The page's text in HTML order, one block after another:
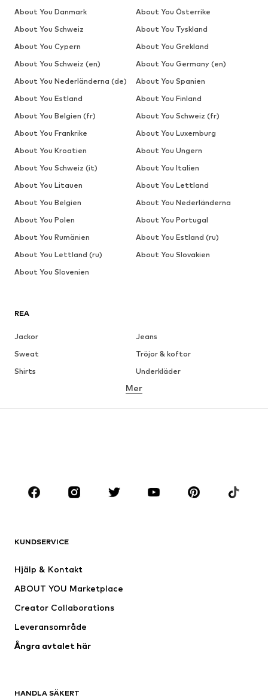
REA
Jackor
Jeans
Sweat
Tröjor & koftor
Shirts
Underkläder
Skjortor
Rockar
Kostymer & kavajer
KLÄDER
Jackor
Badkläder
Tillfällen
Upcycling
Mer
KUNDSERVICE
Hjälp & Kontakt
ABOUT YOU Marketplace
Creator Collaborations
Leveransområde
Ångra avtalet här
HANDLA SÄKERT
About You Danmark
About You Österrike
About You Schweiz
About You Tyskland
About You Cypern
About You Grekland
About You Schweiz (en)
About You Germany (en)
About You Nederländerna (de)
About You Spanien
About You Estland
About You Finland
About You Belgien (fr)
About You Schweiz (fr)
About You Frankrike
About You Luxemburg
About You Kroatien
About You Ungern
About You Schweiz (it)
About You Italien
About You Litauen
About You Lettland
About You Belgien
About You Nederländerna
About You Polen
About You Portugal
About You Rumänien
About You Estland (ru)
About You Lettland (ru)
About You Slovakien
About You Slovenien